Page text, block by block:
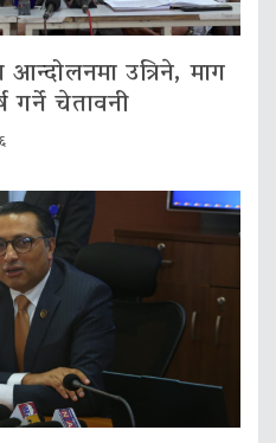
उत्रिने, माग
गर्ने चेतावनी